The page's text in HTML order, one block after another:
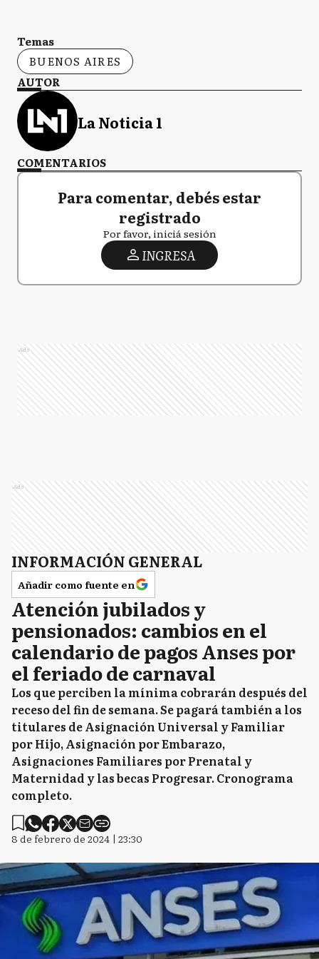
Temas
BUENOS AIRES
AUTOR
La Noticia 1
COMENTARIOS
Para comentar, debés estar
registrado
Por favor, iniciá sesión
INGRESA
Ads
Ads
INFORMACIÓN GENERAL
Añadir como fuente en
Atención jubilados y
pensionados: cambios en el
calendario de pagos Anses por
el feriado de carnaval
Los que perciben la mínima cobrarán después del
receso del fin de semana. Se pagará también a los
titulares de Asignación Universal y Familiar
por Hijo, Asignación por Embarazo,
Asignaciones Familiares por Prenatal y
Maternidad y las becas Progresar. Cronograma
completo.
8 de febrero de 2024 | 23:30